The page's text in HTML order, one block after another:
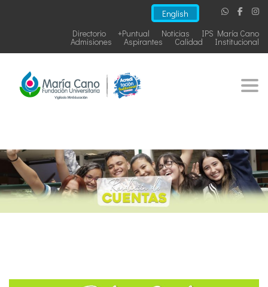
English
IPS María Cano
Noticias
+Puntual
Directorio
Institucional
Calidad
Aspirantes
Admisiones